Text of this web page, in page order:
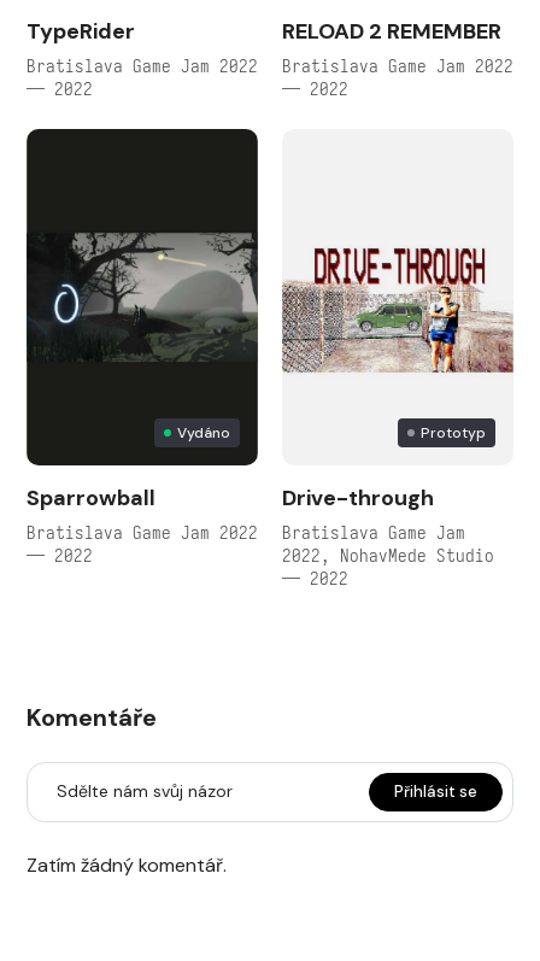
TypeRider
Bratislava Game Jam 2022
— 2022
RELOAD 2 REMEMBER
Bratislava Game Jam 2022
— 2022
Vydáno
Sparrowball
Bratislava Game Jam 2022
— 2022
Prototyp
Drive-through
Bratislava Game Jam
2022, NohavMede Studio
— 2022
Komentáře
Sdělte nám svůj názor Přihlásit se
Zatím žádný komentář.